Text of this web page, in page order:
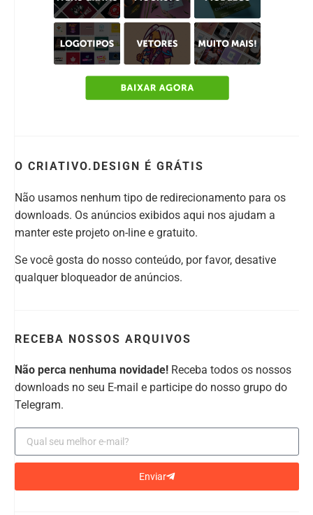
O CRIATIVO.DESIGN É GRÁTIS
Não usamos nenhum tipo de redirecionamento para os
downloads. Os anúncios exibidos aqui nos ajudam a
manter este projeto on-line e gratuito.
Se você gosta do nosso conteúdo, por favor, desative
qualquer bloqueador de anúncios.
RECEBA NOSSOS ARQUIVOS
Não perca nenhuma novidade! Receba todos os nossos
downloads no seu E-mail e participe do nosso grupo do
Telegram.
Enviar